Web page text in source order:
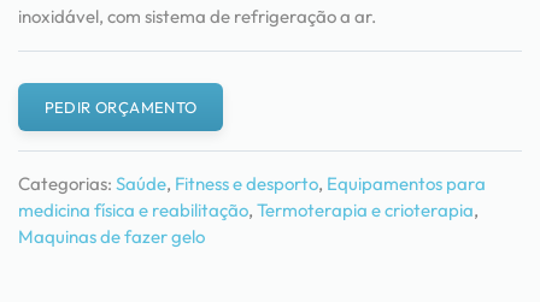
inoxidável, com sistema de refrigeração a ar.
PEDIR ORÇAMENTO
Categorias: Saúde, Fitness e desporto, Equipamentos para
medicina física e reabilitação, Termoterapia e crioterapia,
Maquinas de fazer gelo